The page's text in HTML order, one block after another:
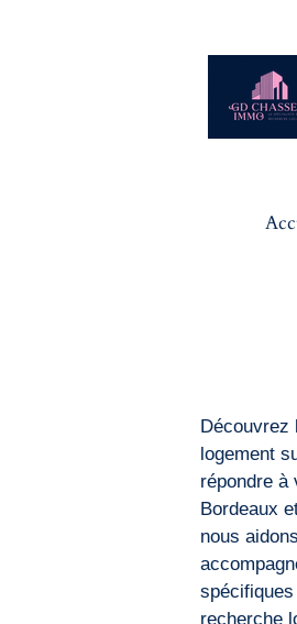
Découvrez
logement
répondre à
Bordeaux
nous
recherche